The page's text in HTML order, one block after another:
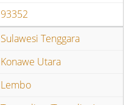
93352
Sulawesi Tenggara
Konawe Utara
Lembo